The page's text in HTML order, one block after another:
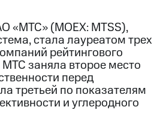
«МТС» (MOEX: MTSS),
стала лауреатом трех
рейтингового
МТС заняла второе место
перед
третьей по показателям
и углеродного